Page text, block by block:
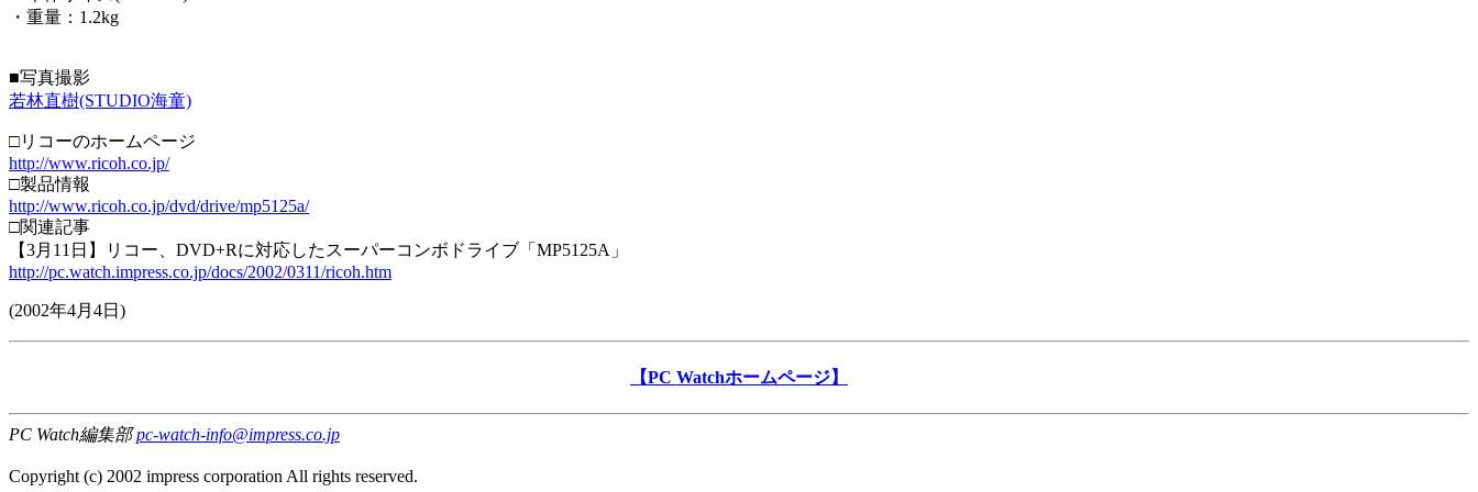
・重量：1.2kg
■写真撮影
若林直樹(STUDIO海童)
□リコーのホームページ
http://www.ricoh.co.jp/
□製品情報
http://www.ricoh.co.jp/dvd/drive/mp5125a/
□関連記事
【3月11日】リコー、DVD+Rに対応したスーパーコンボドライブ「MP5125A」
http://pc.watch.impress.co.jp/docs/2002/0311/ricoh.htm
(2002年4月4日)
【PC Watchホームページ】
PC Watch編集部pc-watch-info@impress.co.jp
Copyright (c) 2002 impress corporation All rights reserved.